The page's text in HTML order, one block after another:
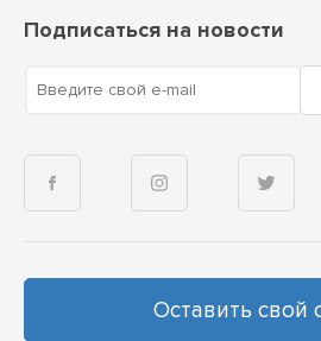
Подписаться на новости
Введите свой e-mail
Оставить свой